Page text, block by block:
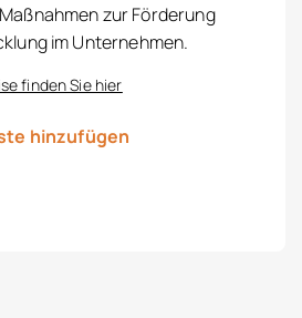
zur Förderung
im Unternehmen.
finden Sie hier
hinzufügen